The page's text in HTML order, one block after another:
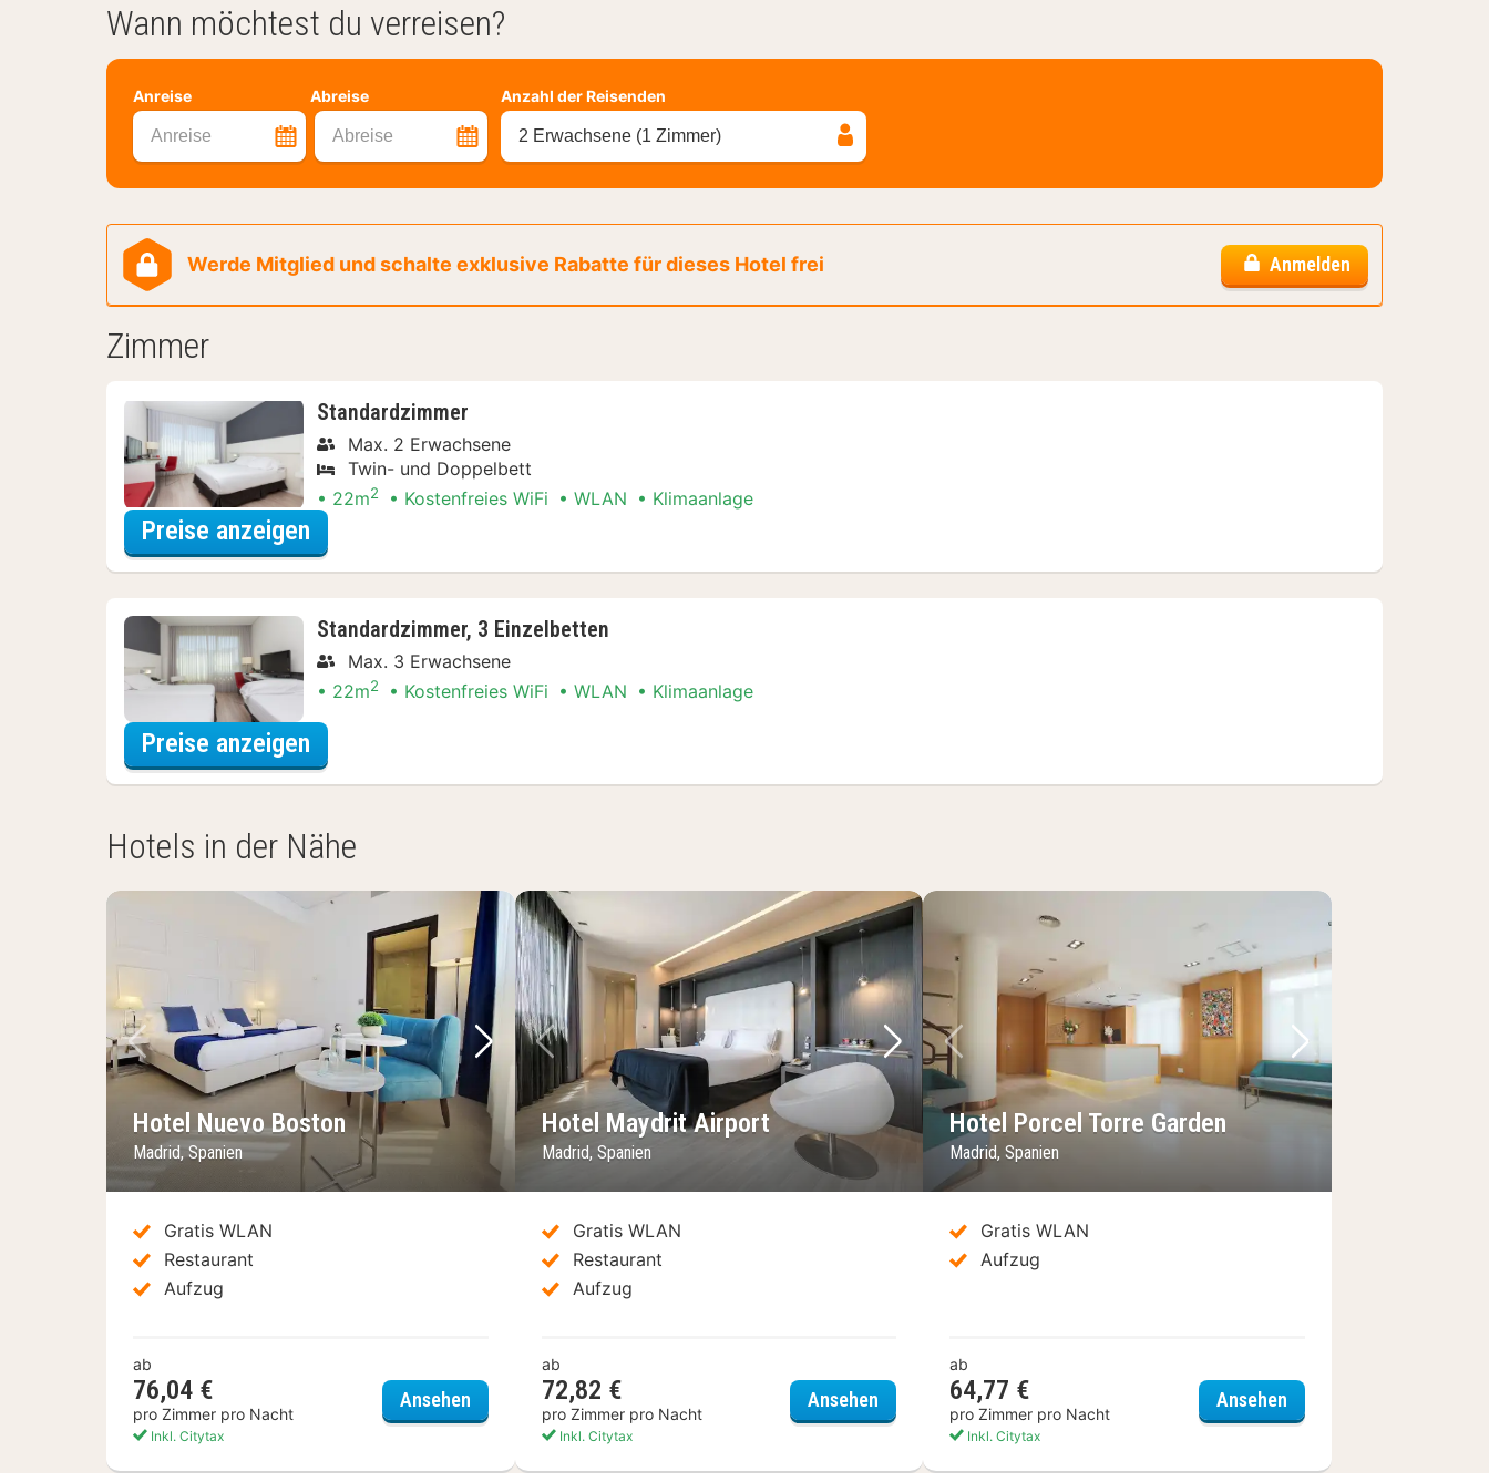
Wann möchtest du verreisen?
Anreise Abreise
Anreise Abreise
Anzahl der Reisenden
2 Erwachsene (1 Zimmer)
Werde Mitglied und schalte exklusive Rabatte für dieses Hotel frei Anmelden
Zimmer
Standardzimmer
Max. 2 Erwachsene
Twin- und Doppelbett
22m2 Kostenfreies WiFi WLAN Klimaanlage
Preise anzeigen
Standardzimmer, 3 Einzelbetten
Max. 3 Erwachsene
22m2 Kostenfreies WiFi WLAN Klimaanlage
Preise anzeigen
Hotels in der Nähe
Vorheriges Bild
Nächstes Bild
Hotel Nuevo Boston
Madrid, Spanien
Gratis WLAN
Restaurant
Aufzug
ab
76,04 €
pro Zimmer pro Nacht
Inkl. Citytax
AnsehenHotel Nuevo Boston
Vorheriges Bild
Nächstes Bild
Hotel Maydrit Airport
Madrid, Spanien
Gratis WLAN
Restaurant
Aufzug
ab
72,82 €
pro Zimmer pro Nacht
Inkl. Citytax
Ansehen Hotel Maydrit Airport
Vorheriges Bild
Nächstes Bild
Hotel Porcel Torre Garden
Madrid, Spanien
Gratis WLAN
Aufzug
ab
64,77 €
pro Zimmer pro Nacht
Inkl. Citytax
AnsehenHotel Porcel Torre